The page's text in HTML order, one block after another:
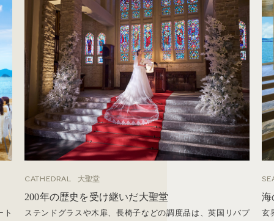
ト
CATHEDRAL 大聖堂
200年の歴史を受け継いだ大聖堂
ステンドグラスや木扉、長椅子などの調度品は、英国リバプ
海
玄